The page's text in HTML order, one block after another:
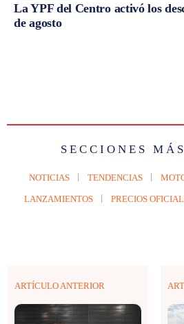
La YPF del Centro activó los
de agosto
SECCIONES
NOTICIAS TENDENCIAS
LANZAMIENTOS PRECIOS
ARTÍCULO ANTERIOR